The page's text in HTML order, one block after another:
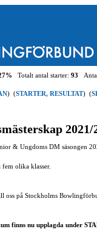
2021/
& Ungdoms DM säsongen
olika klasser.
på Stockholms
finns nu upplagda under
Totalt antal starter: 93
) (STARTER, RESULTAT) (